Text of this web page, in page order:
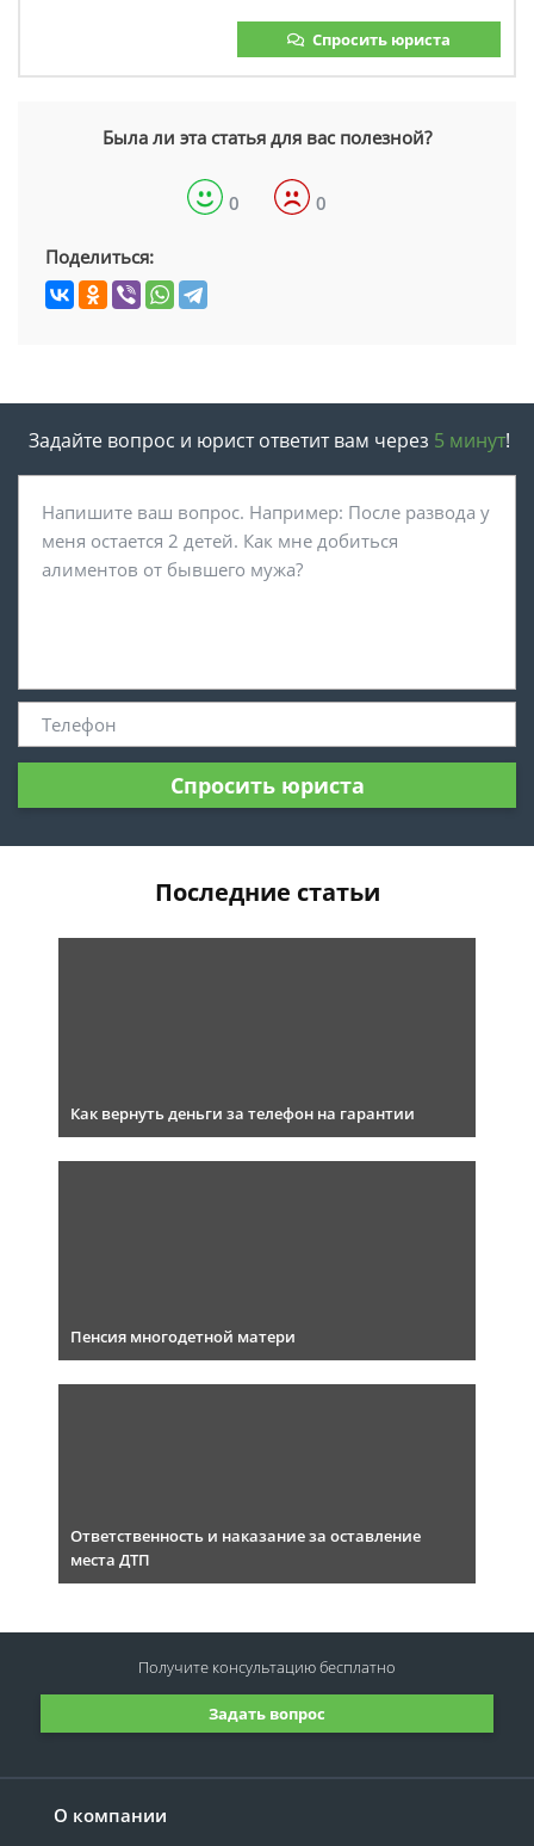
Спросить юриста
Была ли эта статья для вас полезной?
0 0
Поделиться:
Задайте вопрос и юрист ответит вам через 5 минут!
Спросить юриста
Последние статьи
Как вернуть деньги за телефон на гарантии
Пенсия многодетной матери
Ответственность и наказание за оставление
места ДТП
О компании
Задать вопрос
Получите консультациюбесплатно